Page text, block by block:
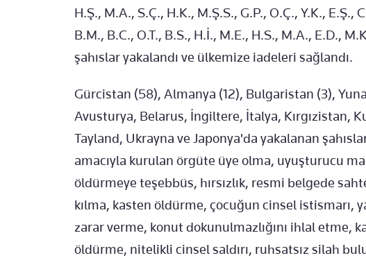
H.Ş., M.A., S.Ç., H.K., M.Ş.S., G.P., O.Ç., Y.K., E.Ş.,
B.M., B.C., O.T., B.S., H.İ., M.E., H.S., M.A., E.D.,
şahıslar yakalandı ve ülkemize iadeleri sağlandı.
Gürcistan (58), Almanya (12), Bulgaristan (3),
Avusturya, Belarus, İngiltere, İtalya, Kırgızistan,
Tayland, Ukrayna ve Japonya'da yakalanan
amacıyla kurulan örgüte üye olma, uyuşturucu
öldürmeye teşebbüs, hırsızlık, resmi belgede
kılma, kasten öldürme, çocuğun cinsel istismarı,
zarar verme, konut dokunulmazlığını ihlal etme,
öldürme, nitelikli cinsel saldırı, ruhsatsız silah